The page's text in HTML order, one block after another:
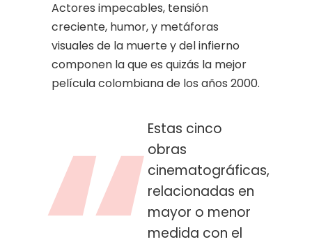
Actores impecables, tensión
creciente, humor, y metáforas
visuales de la muerte y del infierno
componen la que es quizás la mejor
película colombiana de los años 2000.
Estas cinco
obras
cinematográficas,
relacionadas en
mayor o menor
medida con el